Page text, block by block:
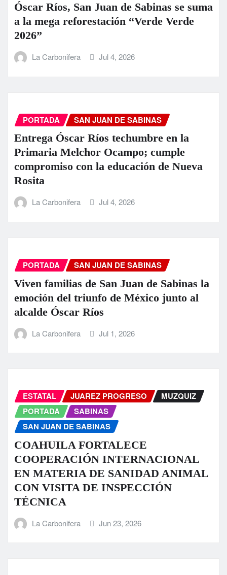
Óscar Ríos, San Juan de Sabinas se suma
a la mega reforestación “Verde Verde
2026”
La Carbonifera Jul 4, 2026
PORTADA SAN JUAN DE SABINAS
Entrega Óscar Ríos techumbre en la
Primaria Melchor Ocampo; cumple
compromiso con la educación de Nueva
Rosita
La Carbonifera Jul 4, 2026
PORTADA SAN JUAN DE SABINAS
Viven familias de San Juan de Sabinas la
emoción del triunfo de México junto al
alcalde Óscar Ríos
La Carbonifera Jul 1, 2026
ESTATAL JUAREZ PROGRESO
MUZQUIZ
PORTADA
SABINAS
SAN JUAN DE SABINAS
COAHUILA FORTALECE
COOPERACIÓN INTERNACIONAL
EN MATERIA DE SANIDAD ANIMAL
CON VISITA DE INSPECCIÓN
TÉCNICA
La Carbonifera Jun 23, 2026